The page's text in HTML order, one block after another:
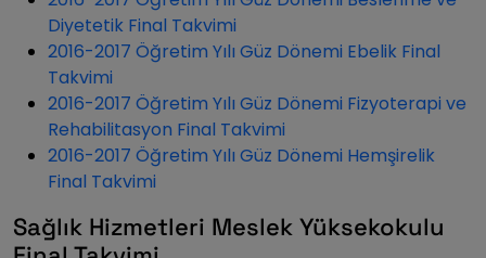
Diyetetik Final Takvimi
2016-2017 Öğretim Yılı Güz Dönemi Ebelik Final
Takvimi
2016-2017 Öğretim Yılı Güz Dönemi Fizyoterapi ve
Rehabilitasyon Final Takvimi
2016-2017 Öğretim Yılı Güz Dönemi Hemşirelik
Final Takvimi
Sağlık Hizmetleri Meslek Yüksekokulu